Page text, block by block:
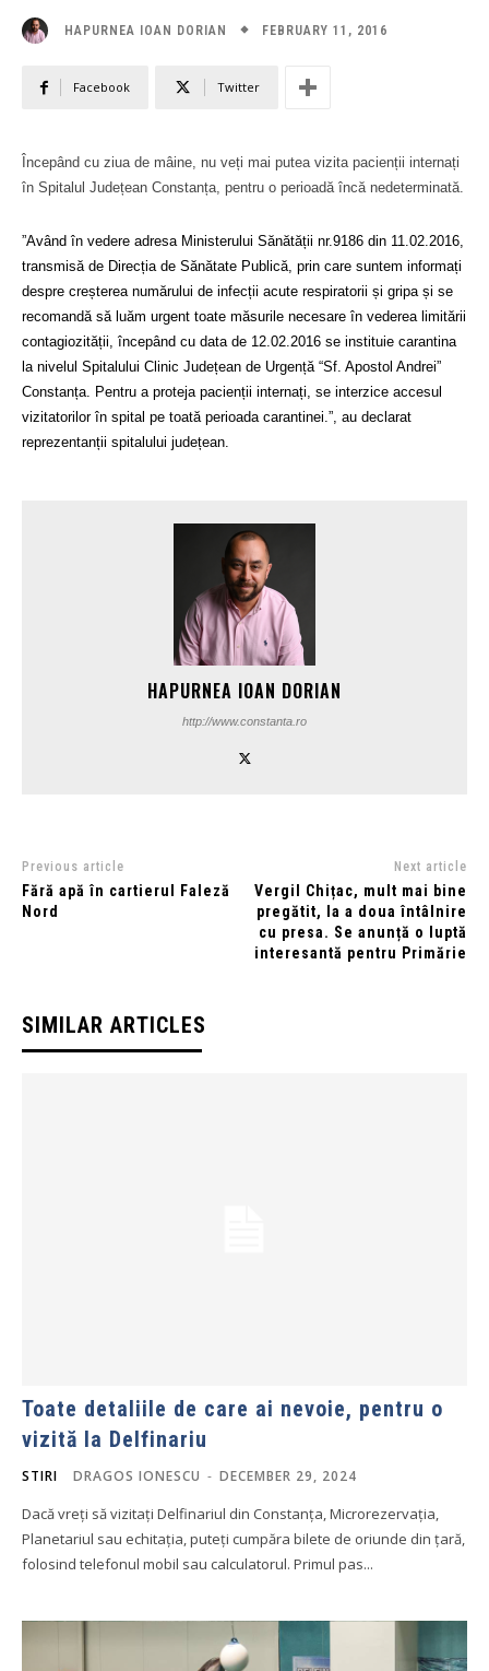
HAPURNEA IOAN DORIAN FEBRUARY 11, 2016
Facebook Twitter
Începând cu ziua de mâine, nu veți mai putea vizita pacienții internați
în Spitalul Județean Constanța, pentru o perioadă încă nedeterminată.
”Având în vedere adresa Ministerului Sănătății nr.9186 din 11.02.2016,
transmisă de Direcția de Sănătate Publică, prin care suntem informați
despre creșterea numărului de infecții acute respiratorii și gripa și se
recomandă să luăm urgent toate măsurile necesare în vederea limitării
contagiozității, începând cu data de 12.02.2016 se instituie carantina
la nivelul Spitalului Clinic Județean de Urgență “Sf. Apostol Andrei”
Constanța. Pentru a proteja pacienții internați, se interzice accesul
vizitatorilor în spital pe toată perioada carantinei.”, au declarat
reprezentanții spitalului județean.
HAPURNEA IOAN DORIAN
http://www.constanta.ro
Previous article
Fără apă în cartierul Faleză
Nord
Next article
Vergil Chițac, mult mai bine
pregătit, la a doua întâlnire
cu presa. Se anunță o luptă
interesantă pentru Primărie
SIMILAR ARTICLES
Toate detaliile de care ai nevoie, pentru o
vizită la Delfinariu
STIRI DRAGOS IONESCU - DECEMBER 29, 2024
Dacă vreți să vizitați Delfinariul din Constanța, Microrezervația,
Planetariul sau echitația, puteți cumpăra bilete de oriunde din țară,
folosind telefonul mobil sau calculatorul. Primul pas...